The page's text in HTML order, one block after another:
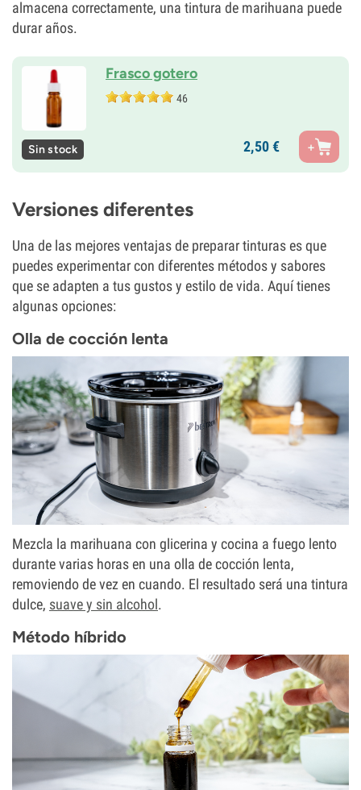
almacena correctamente, una tintura de marihuana puede
durar años.
Frasco gotero
46
Sin stock 2,50€
Versiones diferentes
Una de las mejores ventajas de preparar tinturas es que
puedes experimentar con diferentes métodos y sabores
que se adapten a tus gustos y estilo de vida. Aquí tienes
algunas opciones:
Olla de cocción lenta
Mezcla la marihuana con glicerina y cocina a fuego lento
durante varias horas en una olla de cocción lenta,
removiendo de vez en cuando. El resultado será una tintura
dulce, suave y sin alcohol.
Método híbrido